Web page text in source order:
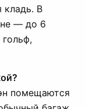
кладь. В
— до 6
помещаются